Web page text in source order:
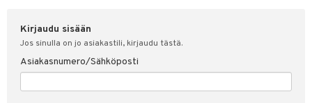
Fitness
Koti & Sisustus
Lelut, Lapsi & Vauva
Kirjaudu sisään
Jos sinulla on jo asiakastili, kirjaudu tästä.
Asiakasnumero/Sähköposti
& vastauksia